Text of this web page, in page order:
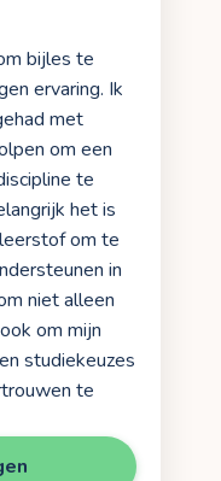
bijles te
ervaring. Ik
met
om een
te
het is
om te
in
niet alleen
om mijn
studiekeuzes
te